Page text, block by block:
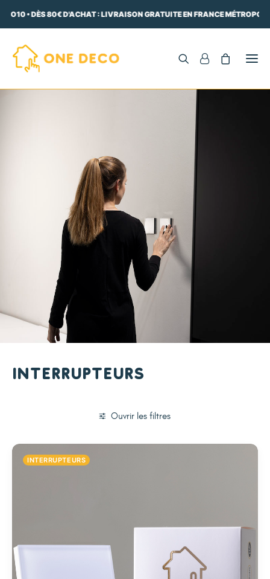
• DÈS 80€ D'ACHAT : LIVRAISON GRATUITE EN FRANCE
Interrupteurs
Ouvrir les filtres
INTERRUPTEURS